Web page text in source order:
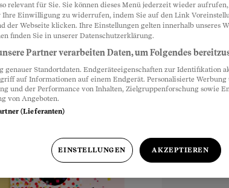
und behalten
einen attraktiven
relevant für Sie. Sie können dieses Menü jederzeit wieder
Ihre Einwilligung zu widerrufen, indem Sie auf den Link
der Webseite klicken. Ihre Einstellungen gelten innerhalb unseres
finden Sie in unserer Datenschutzerklärung.
Partner verarbeiten Daten, um Folgendes
genauer Standortdaten. Endgeräteeigenschaften zur Identifikation
auf Informationen auf einem Endgerät. Personalisierte Werbung
und der Performance von Inhalten, Zielgruppenforschung sowie
von Angeboten.
(Lieferanten)
EINSTELLUNGEN AKZEPTIEREN